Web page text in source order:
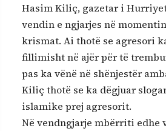
Hasim Kiliç, gazetar i
vendin e ngjarjes në
krismat. Ai thotë se agresori
fillimisht në ajër për të
pas ka vënë në shënjestër
Kiliç thotë se ka dëgjuar
islamike prej agresorit.
Në vendngjarje mbërriti edhe